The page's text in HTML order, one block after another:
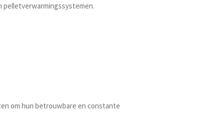
pelletverwarmingssystemen.
om hun betrouwbare en constante